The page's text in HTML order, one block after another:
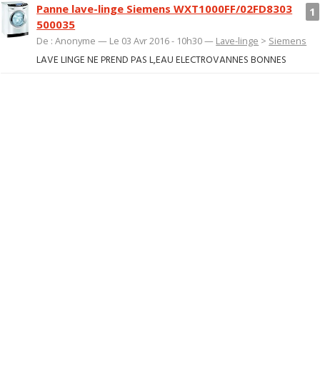
1
Panne lave-linge Siemens WXT1000FF/02FD8303
500035
De : Anonyme — Le 03 Avr 2016 - 10h30 — Lave-linge > Siemens
LAVE LINGE NE PREND PAS L,EAU ELECTROVANNES BONNES